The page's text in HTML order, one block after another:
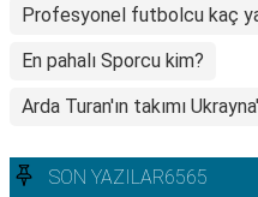
Profesyonel futbolcu kaç
En pahalı Sporcu kim?
Arda Turan'ın takımı
SON YAZILAR6565